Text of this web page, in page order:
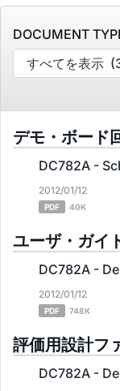
DOCUMENT
すべてを表示
デモ・ボード
DC782A -
2012/01/12
PDF 40K
ユーザ・ガイ
DC782A -
2012/01/12
PDF 748K
評価用設計フ
DC782A -